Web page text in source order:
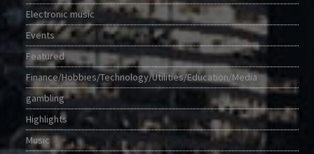
Electronic music
Events
Featured
Finance/Hobbies/Technology/Utilities/Education/Media
gambling
Highlights
Music